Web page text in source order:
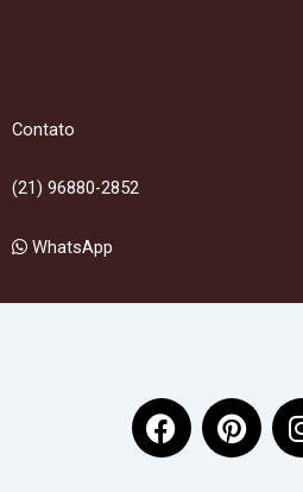
Contato
(21) 96880-2852
WhatsApp
F
a
P
i